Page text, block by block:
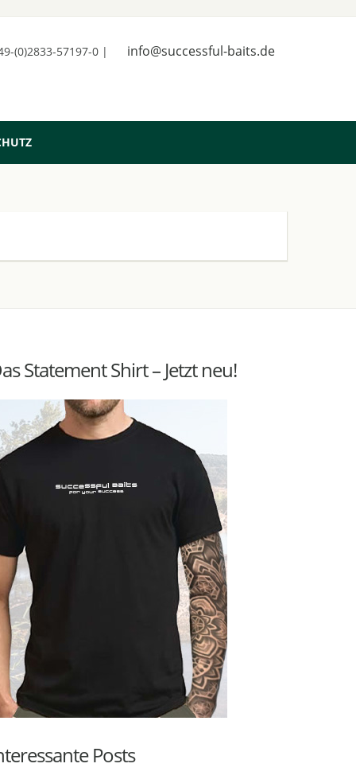
(0)2833-57197-0 | info@successful-baits.de
Statement Shirt – Jetzt neu!
Posts